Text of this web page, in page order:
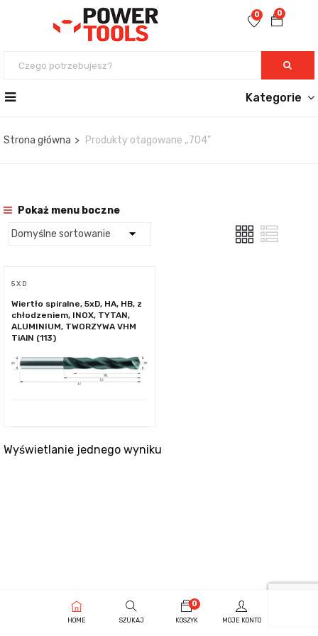
0
0
Kategorie
Strona główna Produkty otagowane „704”
Pokaż menu boczne
5 X D
Wiertło spiralne, 5xD, HA, HB, z
chłodzeniem, INOX, TYTAN,
ALUMINIUM, TWORZYWA VHM
TiAlN (113)
Wyświetlanie jednego wyniku
HOME SZUKAJ
0
KOSZYK MOJE KONTO